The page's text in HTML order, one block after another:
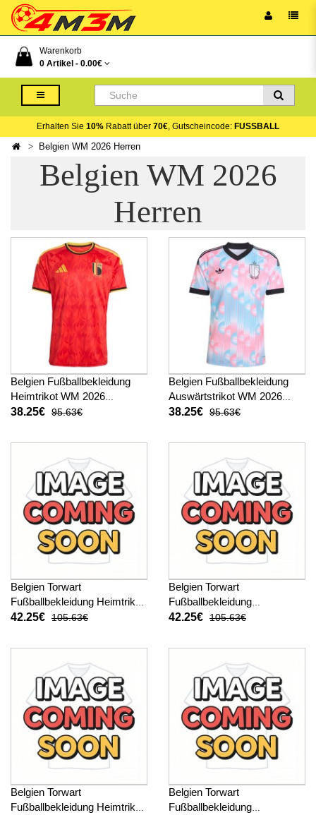
Warenkorb
0 Artikel - 0.00€
Erhalten Sie 10% Rabatt über 70€, Gutscheincode: FUSSBALL
Belgien WM 2026 Herren
Belgien WM 2026
Herren
Belgien Fußballbekleidung
Heimtrikot WM 2026
Kurzarm
38.25€ 95.63€
Belgien Fußballbekleidung
Auswärtstrikot WM 2026
Kurzarm
38.25€ 95.63€
Belgien Torwart
Fußballbekleidung Heimtrikot
WM 2026 Kurzarm
42.25€ 105.63€
Belgien Torwart
Fußballbekleidung
Auswärtstrikot WM 2026
42.25€ 105.63€
Belgien Torwart
Fußballbekleidung Heimtrikot
Belgien Torwart
Fußballbekleidung